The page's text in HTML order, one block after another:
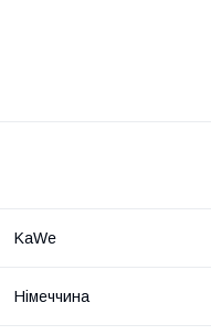
KaWe
Німеччина